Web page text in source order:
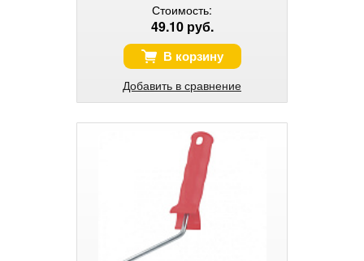
Стоимость:
49.10 руб.
В корзину
Добавить в сравнение